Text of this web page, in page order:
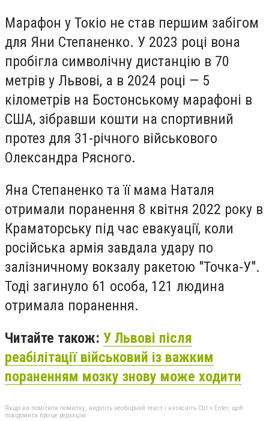
Марафон у Токіо не став першим забігом
для Яни Степаненко. У 2023 році вона
пробігла символічну дистанцію в 70
метрів у Львові, а в 2024 році — 5
кілометрів на Бостонському марафоні в
США, зібравши кошти на спортивний
протез для 31-річного військового
Олександра Рясного.
Яна Степаненко та її мама Наталя
отримали поранення 8 квітня 2022 року в
Краматорську під час евакуації, коли
російська армія завдала удару по
залізничному вокзалу ракетою "Точка-У".
Тоді загинуло 61 особа, 121 людина
отримала поранення.
Читайте також: У Львові після
реабілітації військовий із важким
пораненням мозку знову може ходити
Якщо ви помітили помилку, виділіть необхідний текст і натисніть Ctrl + Enter, щоб
повідомити про це редакцію